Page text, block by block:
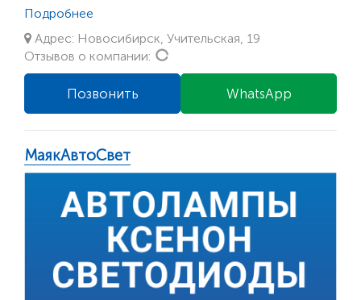
Подробнее
Адрес: Новосибирск, Учительская, 19
Отзывов о компании:
WhatsApp
Позвонить
МаякАвтоСвет